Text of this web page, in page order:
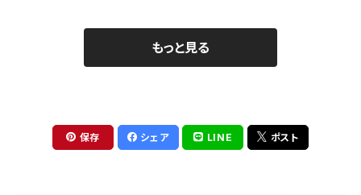
もっと見る
保存 シェア LINE ポスト